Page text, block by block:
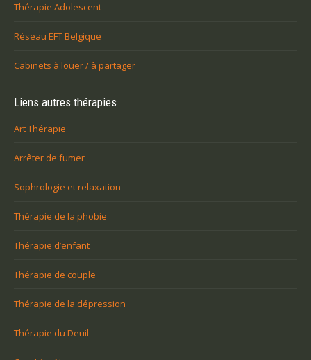
Thérapie Adolescent
Réseau EFT Belgique
Cabinets à louer / à partager
Liens autres thérapies
Art Thérapie
Arrêter de fumer
Sophrologie et relaxation
Thérapie de la phobie
Thérapie d’enfant
Thérapie de couple
Thérapie de la dépression
Thérapie du Deuil